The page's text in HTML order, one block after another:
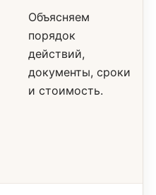
Объясняем
порядок
действий,
документы, сроки
и стоимость.